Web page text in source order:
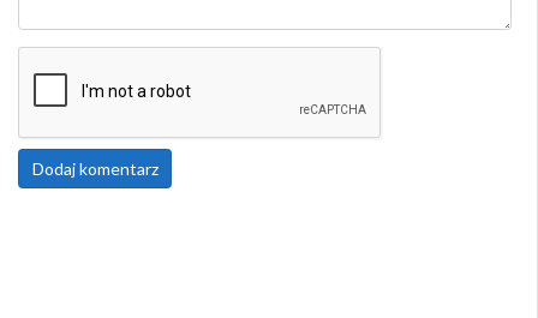
Dodaj komentarz